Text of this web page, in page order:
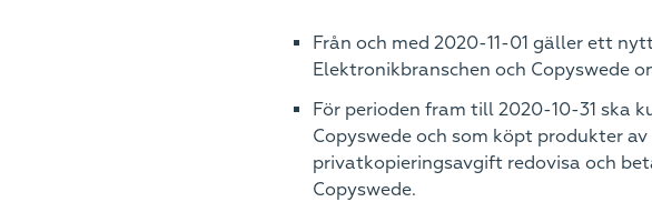
Från och med 2020-11-01 gäller ett
Elektronikbranschen och Copyswede
För perioden fram till 2020-10-31 ska
Copyswede och som köpt produkter
privatkopieringsavgift redovisa och
Copyswede.